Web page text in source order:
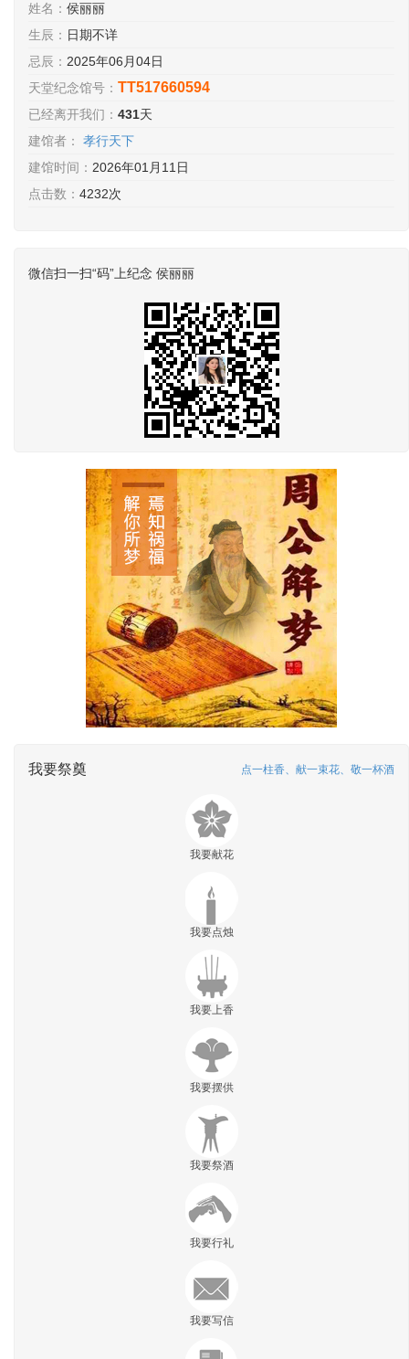
姓名： 侯丽丽
生辰： 日期不详
忌辰： 2025年06月04日
天堂纪念馆号： TT517660594
已经离开我们： 431天
建馆者：
孝行天下
建馆时间： 2026年01月11日
点击数： 4232次
微信扫一扫“码”上纪念 侯丽丽
我要祭奠 点一柱香、献一束花、敬一杯酒
我要献花
我要点烛
我要上香
我要摆供
我要祭酒
我要行礼
我要写信